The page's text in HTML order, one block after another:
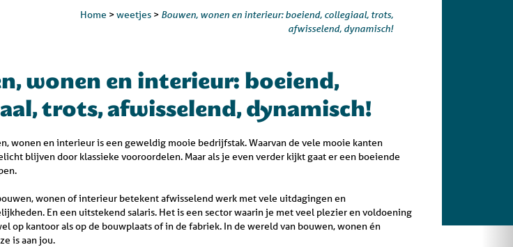
Home >weetjes > Bouwen, wonen en interieur: boeiend, collegiaal, trots,
afwisselend, dynamisch!
wonen en interieur: boeiend,
trots, afwisselend, dynamisch!
wonen en interieur is een geweldig mooie bedrijfstak. Waarvan de vele mooie kanten
blijven door klassieke vooroordelen. Maar als je even verder kijkt gaat er een boeiende
wonen of interieur betekent afwisselend werk met vele uitdagingen en
En een uitstekend salaris. Het is een sector waarin je met veel plezier en voldoening
op kantoor als op de bouwplaats of in de fabriek. In de wereld van bouwen, wonen én
is aan jou.